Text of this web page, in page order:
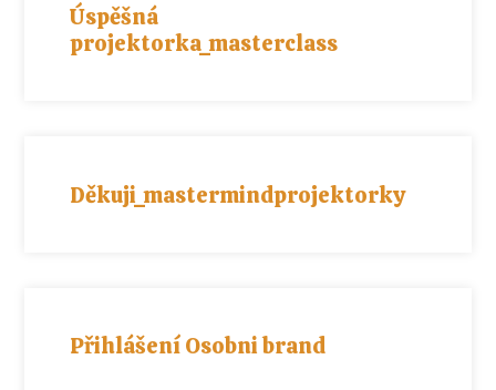
Úspěšná
projektorka_masterclass
Děkuji_mastermindprojektorky
Přihlášení Osobni brand